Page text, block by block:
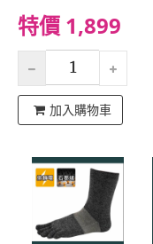
特價 1,899
加入購物車